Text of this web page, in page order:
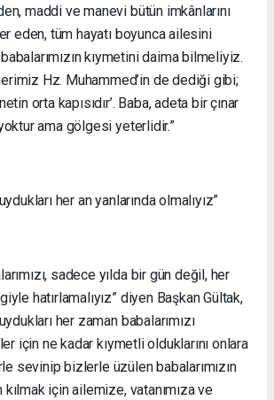
maddi ve manevi bütün imkânlarını
eden, tüm hayatı boyunca ailesini
kıymetini daima bilmeliyiz.
Hz. Muhammed’in de dediği gibi;
orta kapısıdır’. Baba, adeta bir çınar
ama gölgesi yeterlidir.”
her an yanlarında olmalıyız”
sadece yılda bir gün değil, her
hatırlamalıyız” diyen Başkan Gültak,
her zaman babalarımızı
için ne kadar kıymetli olduklarını onlara
sevinip bizlerle üzülen babalarımızın
için ailemize, vatanımıza ve